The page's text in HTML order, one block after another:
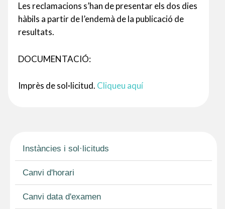
Instàncies i sol·licituds
Canvi d'horari
Canvi data d'examen
Les reclamacions s’han de presentar els dos dies
hàbils a partir de l’endemà de la publicació de
resultats.
DOCUMENTACIÓ:
Imprès de sol·licitud. Cliqueu aquí